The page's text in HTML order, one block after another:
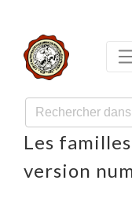
Les
version